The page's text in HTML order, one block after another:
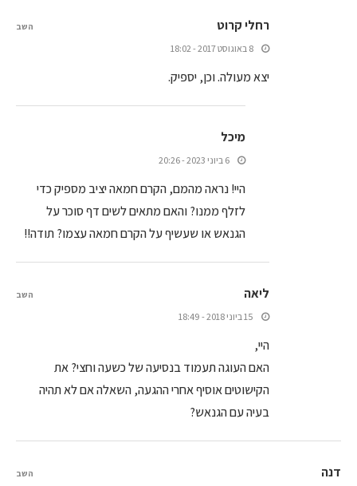
רחלי קרוט
8 באוגוסט 2017 - 18:02
יצא מעולה. וכן, יספיק.
השב
מיכל
6 ביוני 2023 - 20:26
היי! נראה מהמם, הקרם חמאה יציב מספיק כדי
לזלף ממנו? והאם מתאים לשים דף סוכר על
הגנאש או שעשיף על הקרם חמאה עצמו? תודה!!
ליאה
15 ביוני 2018 - 18:49
היי,
האם העוגה תעמוד בנסיעה של כשעה וחצי? את
הקישוטים אוסיף אחרי ההגעה, השאלה אם לא תהיה
בעיה עם הגנאש?
השב
דנה השב